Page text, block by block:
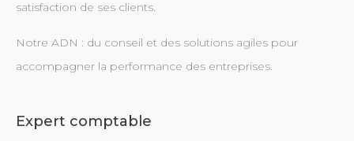
satisfaction de ses clients.
Notre ADN : du conseil et des solutions agiles pour
accompagner la performance des entreprises.
Expert comptable